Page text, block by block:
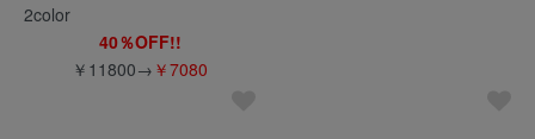
2color
40％OFF!!
￥11800→ ￥7080